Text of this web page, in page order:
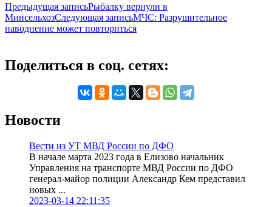
Предыдущая записьРыбалку вернули в
МинсельхозСледующая записьМЧС: Разрушительное
наводнение может повториться
Поделиться в соц. сетях:
Новости
Вести из УТ МВД России по ДФО
В начале марта 2023 года в Елизово начальник
Управления на транспорте МВД России по ДФО
генерал-майор полиции Александр Кем представил
новых ...
2023-03-14 22:11:35